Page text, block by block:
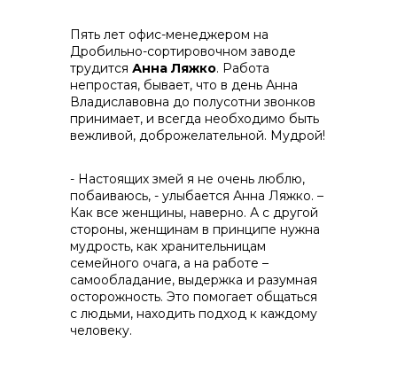
Пять лет офис-менеджером на
Дробильно-сортировочном заводе
трудится Анна Ляжко. Работа
непростая, бывает, что в день Анна
Владиславовна до полусотни звонков
принимает, и всегда необходимо быть
вежливой, доброжелательной. Мудрой!
- Настоящих змей я не очень люблю,
побаиваюсь, - улыбается Анна Ляжко. –
Как все женщины, наверно. А с другой
стороны, женщинам в принципе нужна
мудрость, как хранительницам
семейного очага, а на работе –
самообладание, выдержка и разумная
осторожность. Это помогает общаться
с людьми, находить подход к каждому
человеку.